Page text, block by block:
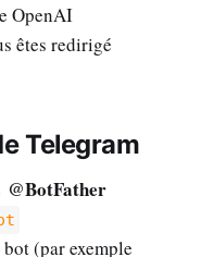
OpenAI
êtes redirigé
Telegram
@BotFather
(par exemple